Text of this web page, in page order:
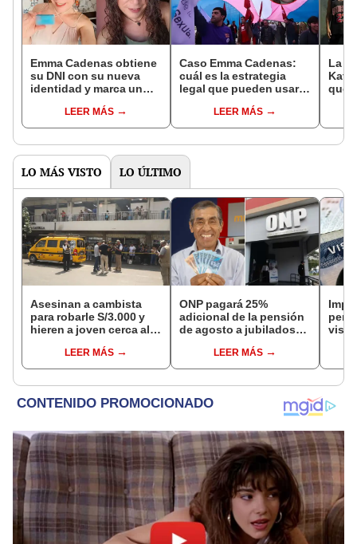
Emma Cadenas obtiene
su DNI con su nueva
identidad y marca un
reconocimiento de
personas trans en Perú
LEER MÁS
Caso Emma Cadenas:
cuál es la estrategia
legal que pueden usar
Perú para lograr el
cambio de nombre
LEER MÁS
La
que
LO MÁS VISTO LO ÚLTIMO
Asesinan a cambista
para robarle S/3.000 y
hieren a joven cerca al
CercadoLEER MÁS
ONP pagará 25%
adicional de la pensión
de agosto a jubilados
requisito: ¿cómo saber
si soy beneficiario?
LEER MÁS